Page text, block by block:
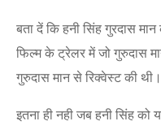
बता दें कि हनी सिंह गुरदास
फिल्म के ट्रेलर में जो गुरुदास
गुरुदास मान से रिक्वेस्ट की थी।
इतना ही नही जब हनी सिंह को